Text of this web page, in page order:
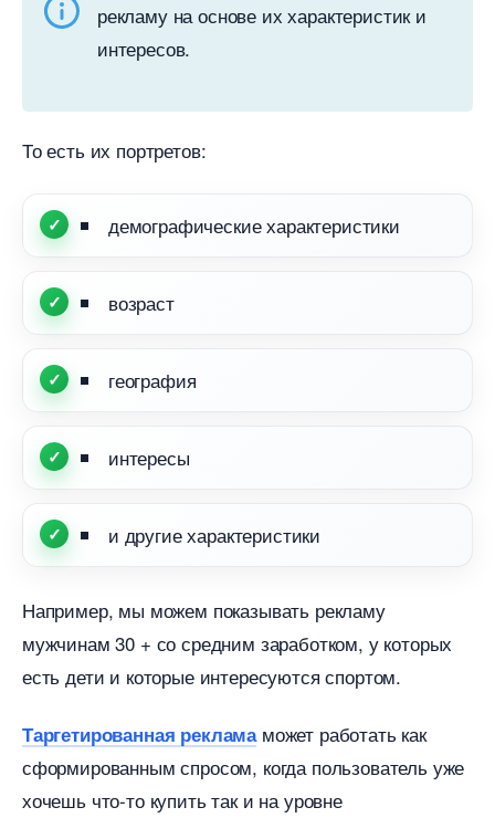
рекламу на основе их характеристик и
интересов.
То есть их портретов:
демографические характеристики
озраст
еография
интересы
и другие характеристики
Например, мы можем показывать рекламу
мужчинам 30 + со средним заработком, у которых
есть дети и которые интересуются спортом.
Таргетированная рекламаможет работать как
сформированным спросом, когда пользователь уже
хочешь что-то купить так и на уровне